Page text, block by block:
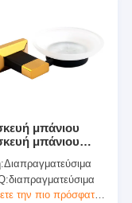
μπάνιου
μπάνιου
πλάκα / Πίνακα
Προϊόντα
Διαπραγματεύσιμα
διαπραγματεύσιμα
Λάβετε την πιο πρόσφατη τιμή